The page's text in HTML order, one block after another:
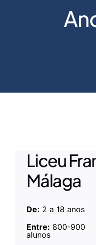
Liceu
Málaga
De: 2 a 18 anos
Entre: 800-900
alunos